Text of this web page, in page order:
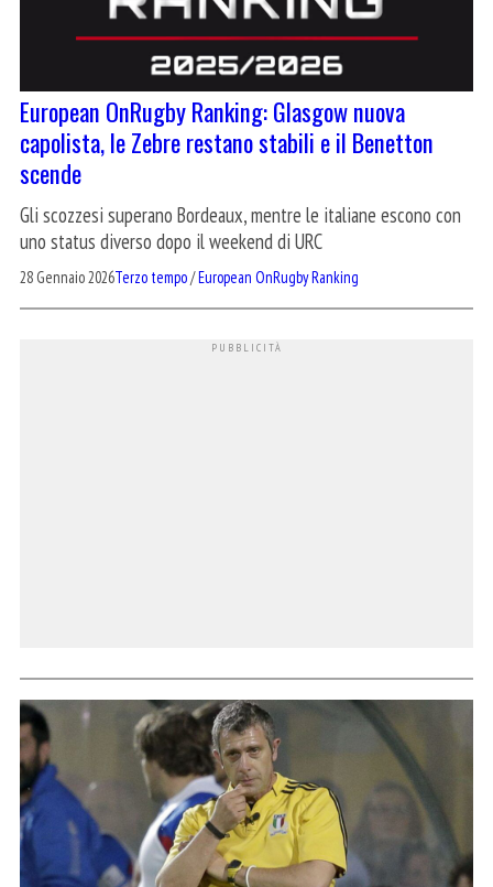
European OnRugby Ranking: Glasgow nuova
capolista, le Zebre restano stabili e il Benetton
scende
Gli scozzesi superano Bordeaux, mentre le italiane escono con
uno status diverso dopo il weekend di URC
28 Gennaio 2026Terzo tempo/European OnRugby Ranking